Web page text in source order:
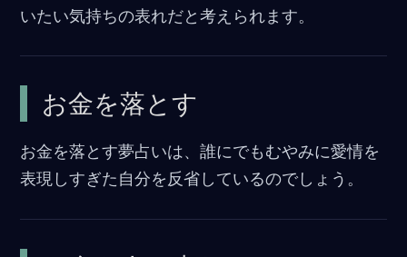
いたい気持ちの表れだと考えられます。
お金を落とす
お金を落とす夢占いは、誰にでもむやみに愛情を
表現しすぎた自分を反省しているのでしょう。